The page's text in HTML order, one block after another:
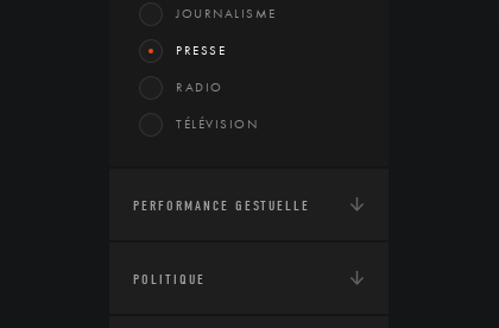
JOURNALISME
PRESSE
RADIO
TÉLÉVISION
PERFORMANCE GESTUELLE
POLITIQUE